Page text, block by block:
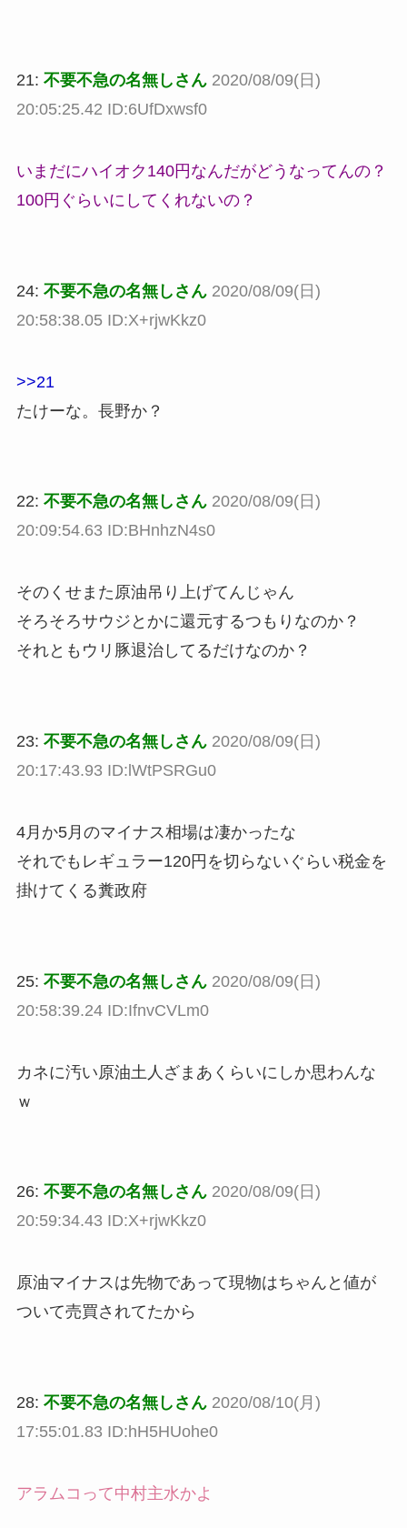
21: 不要不急の名無しさん 2020/08/09(日)
20:05:25.42 ID:6UfDxwsf0
いまだにハイオク140円なんだがどうなってんの？
100円ぐらいにしてくれないの？
24: 不要不急の名無しさん 2020/08/09(日)
20:58:38.05 ID:X+rjwKkz0
>>21
たけーな。長野か？
22: 不要不急の名無しさん 2020/08/09(日)
20:09:54.63 ID:BHnhzN4s0
そのくせまた原油吊り上げてんじゃん
そろそろサウジとかに還元するつもりなのか？
それともウリ豚退治してるだけなのか？
23: 不要不急の名無しさん 2020/08/09(日)
20:17:43.93 ID:lWtPSRGu0
4月か5月のマイナス相場は凄かったな
それでもレギュラー120円を切らないぐらい税金を
掛けてくる糞政府
25: 不要不急の名無しさん 2020/08/09(日)
20:58:39.24 ID:IfnvCVLm0
カネに汚い原油土人ざまあくらいにしか思わんな
ｗ
26: 不要不急の名無しさん 2020/08/09(日)
20:59:34.43 ID:X+rjwKkz0
原油マイナスは先物であって現物はちゃんと値が
ついて売買されてたから
28: 不要不急の名無しさん 2020/08/10(月)
17:55:01.83 ID:hH5HUohe0
アラムコって中村主水かよ